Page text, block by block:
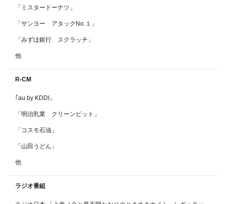
「ミスタードーナツ」
「サンヨー アタックNo.１」
「みずほ銀行 スクラッチ」
他
R-CM
｢au by KDDI」
「明治乳業 クリーンピット」
「コスモ石油」
「山田うどん」
他
ラジオ番組